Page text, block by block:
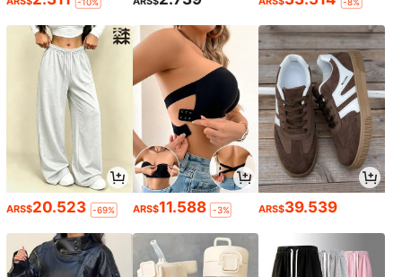
ARS$20.523 -69% ARS$11.588 -3% ARS$39.539